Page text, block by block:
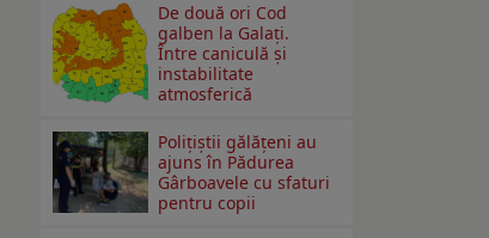
De două ori Cod
galben la Galaţi.
Între caniculă şi
instabilitate
atmosferică
Polițiștii gălățeni au
ajuns în Pădurea
Gârboavele cu sfaturi
pentru copii